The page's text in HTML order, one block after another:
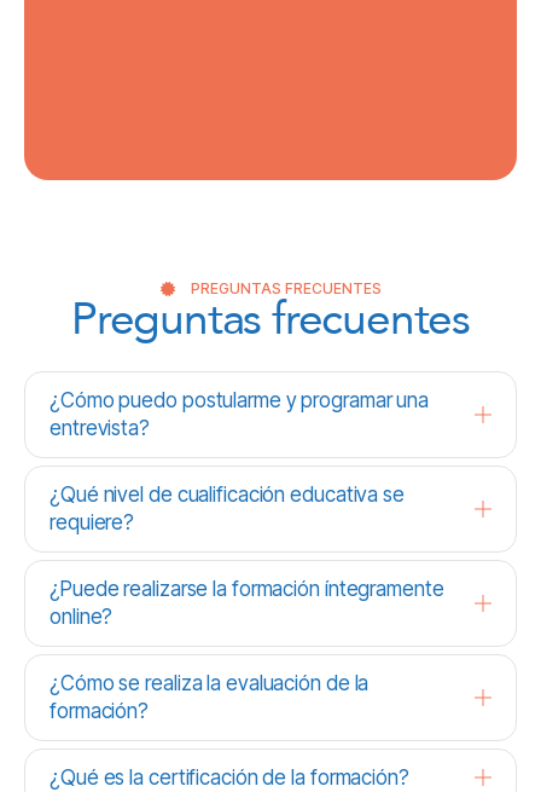
PREGUNTAS FRECUENTES
Preguntas frecuentes
¿Cómo puedo postularme y programar una
entrevista?
¿Qué nivel de cualificación educativa se
requiere?
¿Puede realizarse la formación íntegramente
online?
¿Cómo se realiza la evaluación de la
formación?
¿Qué es la certificación de la formación?